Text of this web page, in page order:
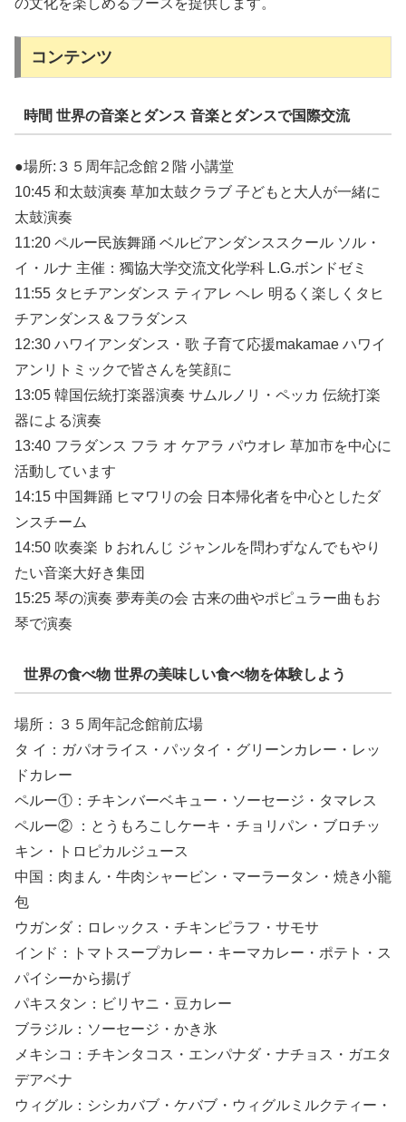
コンテンツ
時間 世界の音楽とダンス 音楽とダンスで国際交流
●場所:３５周年記念館２階 小講堂
10:45 和太鼓演奏 草加太鼓クラブ 子どもと大人が一緒に
太鼓演奏
11:20 ペルー民族舞踊 ベルビアンダンススクール ソル・
イ・ルナ 主催：獨協大学交流文化学科 L.G.ボンドゼミ
11:55 タヒチアンダンス ティアレ ヘレ 明るく楽しくタヒ
チアンダンス＆フラダンス
12:30 ハワイアンダンス・歌 子育て応援makamae ハワイ
アンリトミックで皆さんを笑顔に
13:05 韓国伝統打楽器演奏 サムルノリ・ペッカ 伝統打楽
器による演奏
13:40 フラダンス フラ オ ケアラ パウオレ 草加市を中心に
活動しています
14:15 中国舞踊 ヒマワリの会 日本帰化者を中心としたダ
ンスチーム
14:50 吹奏楽 ♭おれんじ ジャンルを問わずなんでもやり
たい音楽大好き集団
15:25 琴の演奏 夢寿美の会 古来の曲やポピュラー曲もお
琴で演奏
世界の食べ物 世界の美味しい食べ物を体験しよう
場所：３５周年記念館前広場
タ イ：ガパオライス・パッタイ・グリーンカレー・レッ
ドカレー
ペルー①：チキンバーベキュー・ソーセージ・タマレス
ペルー② ：とうもろこしケーキ・チョリパン・ブロチッ
キン・トロピカルジュース
中国：肉まん・牛肉シャービン・マーラータン・焼き小籠
包
ウガンダ：ロレックス・チキンピラフ・サモサ
インド：トマトスープカレー・キーマカレー・ポテト・ス
パイシーから揚げ
パキスタン：ビリヤニ・豆カレー
ブラジル：ソーセージ・かき氷
メキシコ：チキンタコス・エンパナダ・ナチョス・ガエタ
デアベナ
ウィグル：シシカバブ・ケバブ・ウィグルミルクティー・